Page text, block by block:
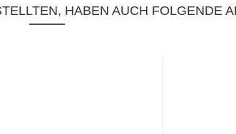
HABEN AUCH FOLGENDE